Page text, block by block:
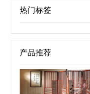
热门标签
产品推荐